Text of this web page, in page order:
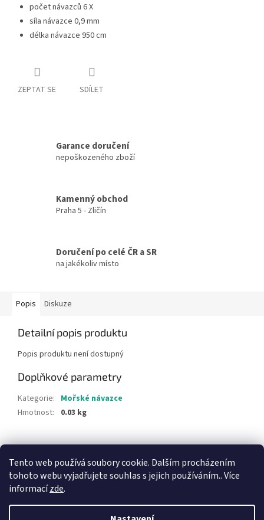
Tento web používá soubory cookie. Dalším procházením
tohoto webu vyjadřujete souhlas s jejich používáním.. Více
informacízde.
počet návazců 6 X
síla návazce 0,9 mm
délka návazce 950 cm
ZEPTAT SE SDÍLET
Garance doručení
nepoškozeného zboží
Kamenný obchod
Praha 5 - Zličín
Doručení po celé ČR a SR
na jakékoliv místo
Popis Diskuze
Detailní popis produktu
Popis produktu není dostupný
Doplňkové parametry
Kategorie: Mořské návazce
Hmotnost: 0.03 kg
Z